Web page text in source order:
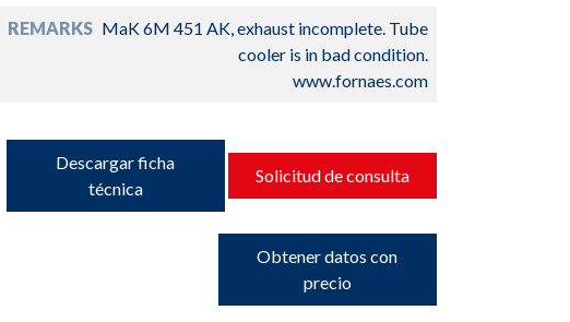
REMARKS MaK 6M 451 AK, exhaust incomplete. Tube
cooler is in bad condition.
www.fornaes.com
Descargar ficha
técnica
Solicitud de consulta
Obtener datos con
precio